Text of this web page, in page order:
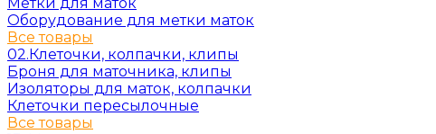
Оборудование для метки маток
Все товары
02.Клеточки, колпачки, клипы
Броня для маточника, клипы
Изоляторы для маток, колпачки
Клеточки пересылочные
Все товары